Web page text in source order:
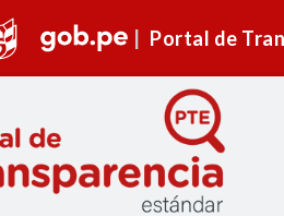
Portal de